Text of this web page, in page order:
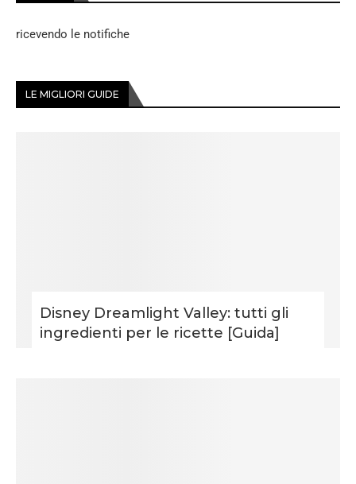
ricevendo le notifiche
LE MIGLIORI GUIDE
Disney Dreamlight Valley: tutti gli
ingredienti per le ricette [Guida]